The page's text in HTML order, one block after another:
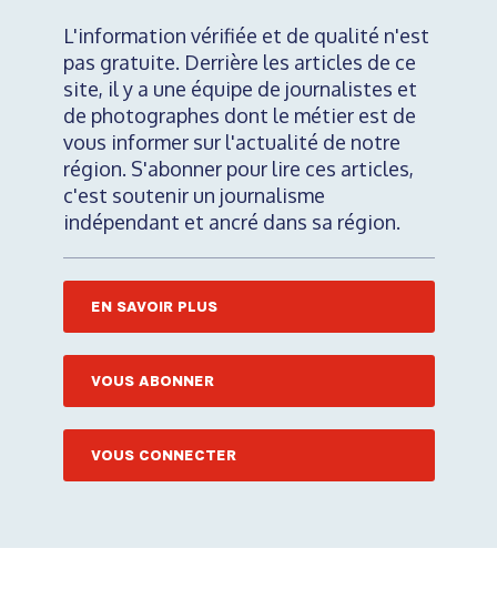
L'information vérifiée et de qualité n'est
pas gratuite. Derrière les articles de ce
site, il y a une équipe de journalistes et
de photographes dont le métier est de
vous informer sur l'actualité de notre
région. S'abonner pour lire ces articles,
c'est soutenir un journalisme
indépendant et ancré dans sa région.
EN SAVOIR PLUS
VOUS ABONNER
VOUS CONNECTER